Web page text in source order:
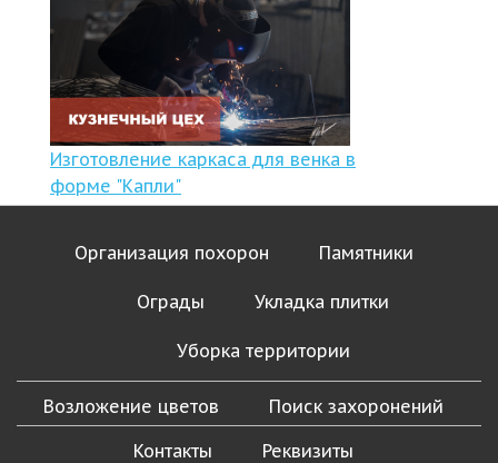
Изготовление каркаса для венка в
форме "Капли"
Организация похорон Памятники
Ограды Укладка плитки
Уборка территории
Возложение цветов
Поиск захоронений
Контакты
Реквизиты